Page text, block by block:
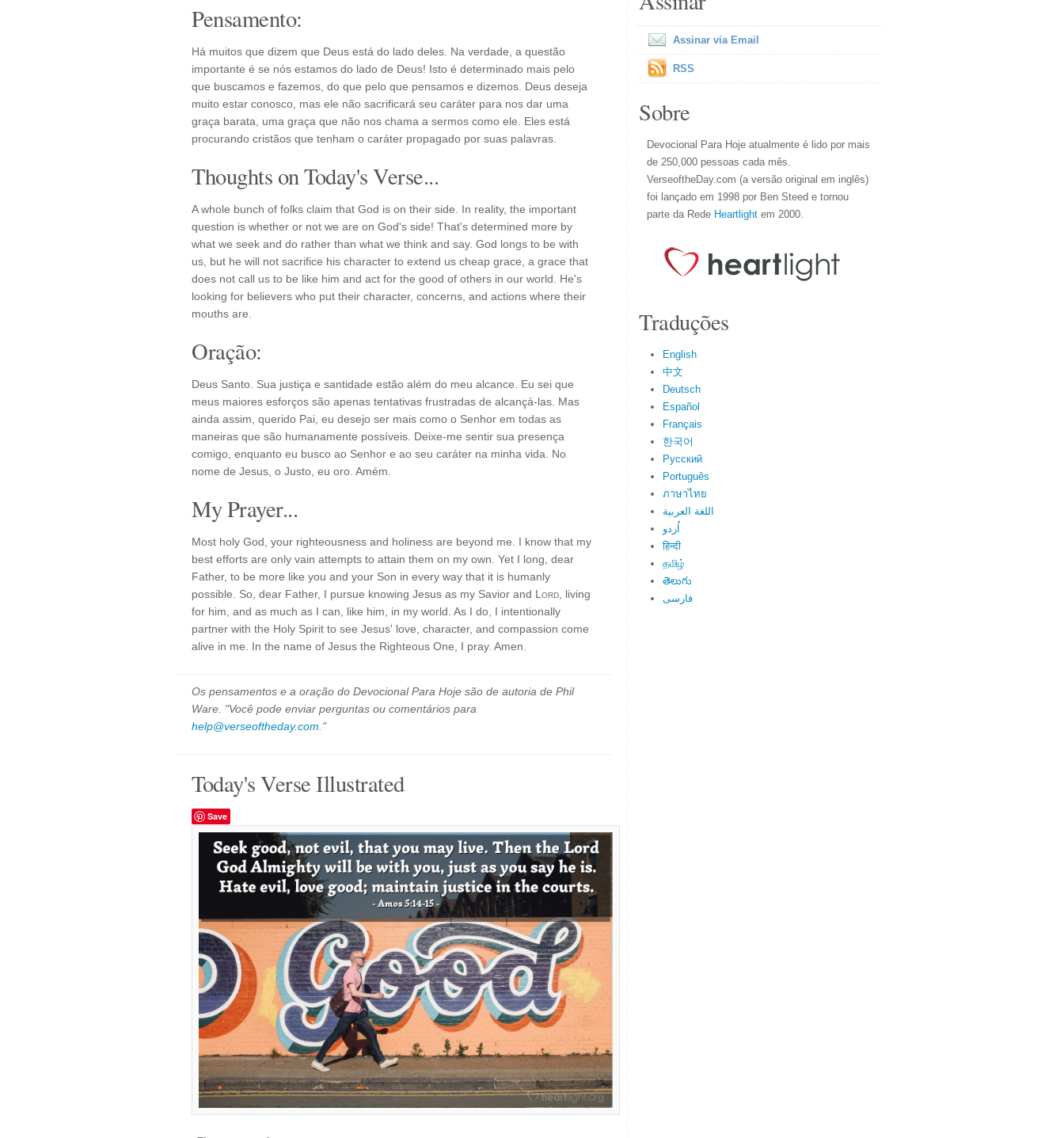
Pensamento:
Há muitos que dizem que Deus está do lado deles. Na verdade, a questão
importante é se nós estamos do lado de Deus! Isto é determinado mais pelo
que buscamos e fazemos, do que pelo que pensamos e dizemos. Deus deseja
muito estar conosco, mas ele não sacrificará seu caráter para nos dar uma
graça barata, uma graça que não nos chama a sermos como ele. Eles está
procurando cristãos que tenham o caráter propagado por suas palavras.
Thoughts on Today's Verse...
A whole bunch of folks claim that God is on their side. In reality, the important
question is whether or not we are on God's side! That's determined more by
what we seek and do rather than what we think and say. God longs to be with
us, but he will not sacrifice his character to extend us cheap grace, a grace that
does not call us to be like him and act for the good of others in our world. He's
looking for believers who put their character, concerns, and actions where their
mouths are.
Oração:
Deus Santo. Sua justiça e santidade estão além do meu alcance. Eu sei que
meus maiores esforços são apenas tentativas frustradas de alcançá-las. Mas
ainda assim, querido Pai, eu desejo ser mais como o Senhor em todas as
maneiras que são humanamente possíveis. Deixe-me sentir sua presença
comigo, enquanto eu busco ao Senhor e ao seu caráter na minha vida. No
nome de Jesus, o Justo, eu oro. Amém.
My Prayer...
Most holy God, your righteousness and holiness are beyond me. I know that my
best efforts are only vain attempts to attain them on my own. Yet I long, dear
Father, to be more like you and your Son in every way that it is humanly
possible. So, dear Father, I pursue knowing Jesus as my Savior and Lord , living
for him, and as much as I can, like him, in my world. As I do, I intentionally
partner with the Holy Spirit to see Jesus' love, character, and compassion come
alive in me. In the name of Jesus the Righteous One, I pray. Amen.
Os pensamentos e a oração do Devocional Para Hoje são de autoria de Phil
Ware. "Você pode enviar perguntas ou comentários para
help@verseoftheday.com ."
Today's Verse Illustrated
Save
Assinar via Email
RSS
Sobre
Devocional Para Hoje atualmente é lido por mais
de 250,000 pessoas cada mês.
VerseoftheDay.com (a versão original em inglês)
foi lançado em 1998 por Ben Steed e tornou
parte da Rede Heartlight em 2000.
Traduções
English
中文
Deutsch
Español
Français
한국어
Русский
Português
ภาษาไทย
اللغة العربية
اُردو
हिन्दी
தமிழ்
తెలుగు
فارسی